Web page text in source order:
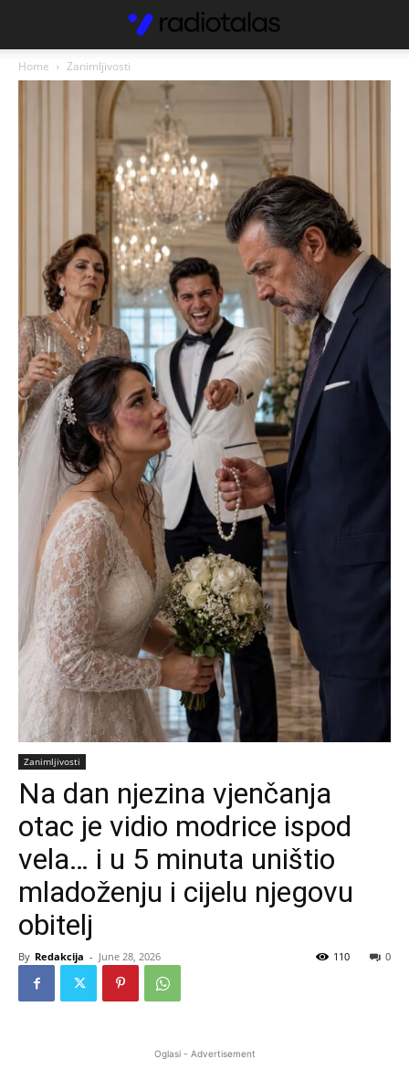
Home Zanimljivosti
Zanimljivosti
Na dan njezina vjenčanja
otac je vidio modrice ispod
vela… i u 5 minuta uništio
mladoženju i cijelu njegovu
obitelj
By Redakcija - June 28, 2026 0
110
Oglasi - Advertisement